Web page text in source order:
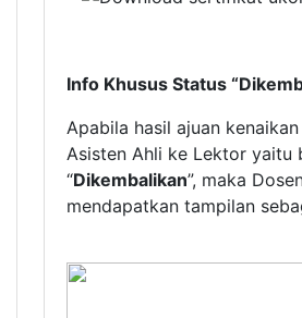
Info Khusus Status
Apabila hasil ajuan
Asisten Ahli ke Lektor yaitu
“Dikembalikan”, maka
mendapatkan tampilan